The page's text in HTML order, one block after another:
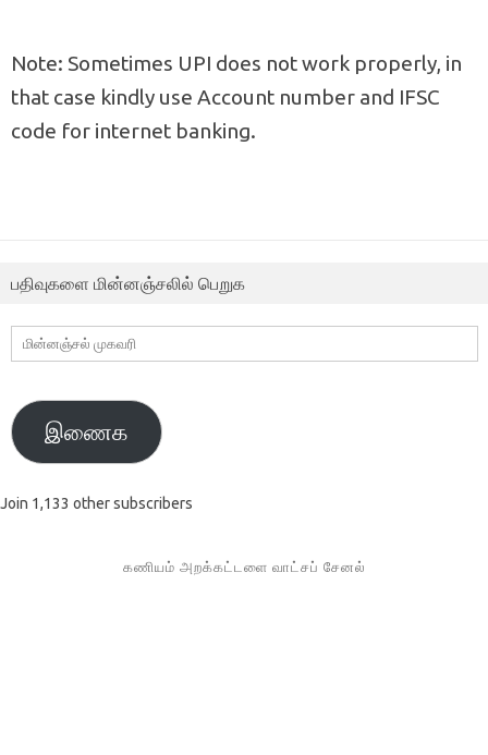
Note: Sometimes UPI does not work properly, in
that case kindly use Account number and IFSC
code for internet banking.
பதிவுகளை மின்னஞ்சலில் பெறுக
மின்னஞ்சல்
முகவரி
இணைக
Join 1,133 other subscribers
கணியம் அறக்கட்டளை வாட்சப் சேனல்